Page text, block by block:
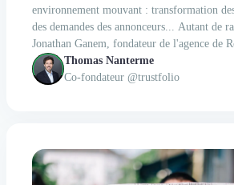
environnement mouvant : transformation
des demandes des annonceurs... Autant de
Jonathan Ganem, fondateur de l'agence de
Talents PR à créer le PR Club, un groupe
Pour en savoir plus nous sommes allés à sa...
Thomas Nanterme
Co-fondateur @trustfolio